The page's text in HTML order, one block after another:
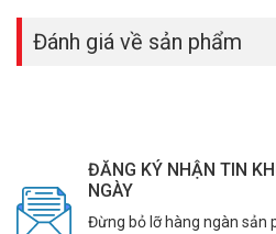
Đánh giá về sản phẩm
ĐĂNG KÝ NHẬN TIN
NGÀY
Đừng bỏ lỡ hàng ngàn sản